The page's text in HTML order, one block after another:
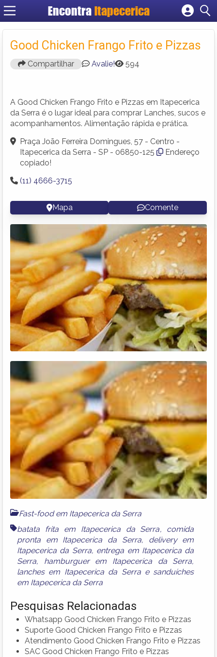
Encontra Itapecerica
Cadastrar empresa
Criar conta
Good Chicken Frango Frito e Pizzas
Compartilhar Avalie! 594
A Good Chicken Frango Frito e Pizzas em Itapecerica
da Serra é o lugar ideal para comprar Lanches, sucos e
acompanhamentos. Alimentação rápida e prática.
Praça João Ferreira Domingues, 57 - Centro -
Itapecerica da Serra - SP - 06850-125
Endereço
copiado!
(11) 4666-3715
Mapa Comente
Fast-food em Itapecerica da Serra
batata frita em Itapecerica da Serra, comida
pronta em Itapecerica da Serra, delivery em
Itapecerica da Serra, entrega em Itapecerica da
Serra, hamburguer em Itapecerica da Serra,
lanches em Itapecerica da Serrae sanduíches
em Itapecerica da Serra
Pesquisas Relacionadas
Whatsapp Good Chicken Frango Frito e Pizzas
Suporte Good Chicken Frango Frito e Pizzas
Atendimento Good Chicken Frango Frito e Pizzas
SAC Good Chicken Frango Frito e Pizzas